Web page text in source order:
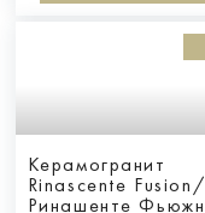
Керамогранит
Rinascente Fusion/
Ринашенте Фьюжн